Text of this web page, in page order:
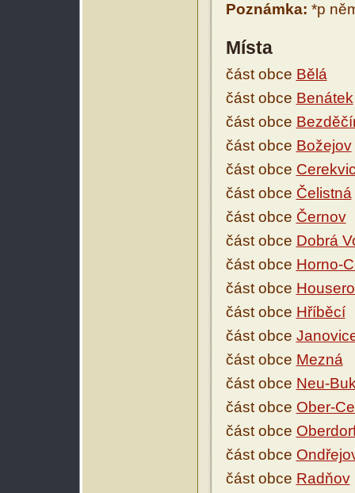
Poznámka: *p
Místa
část obce Bělá
část obce Benátek
část obce
část obce Božejov
část obce
část obce Čelistná
část obce Černov
část obce Dobrá
část obce Horno-
část obce
část obce Hříběcí
část obce
část obce Mezná
část obce Neu-
část obce Ober-
část obce
část obce
část obce Radňov